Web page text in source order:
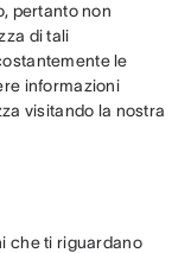
pertanto non
di tali
le
informazioni
visitando la nostra
che ti riguardano